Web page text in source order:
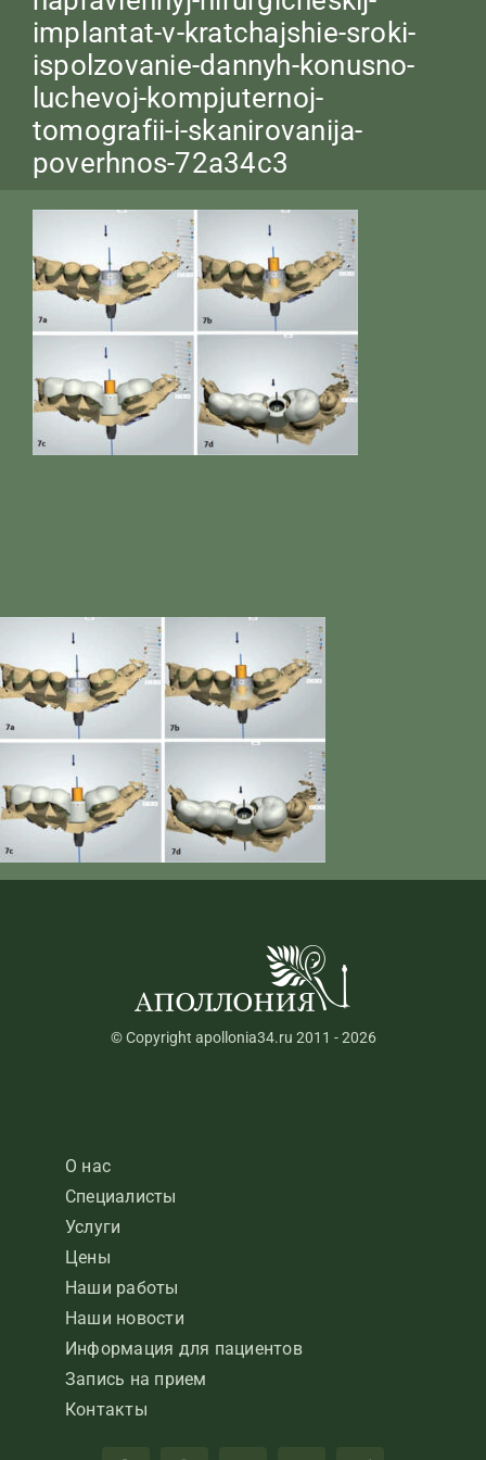
implantat-v-kratchajshie-sroki-
ispolzovanie-dannyh-konusno-
luchevoj-kompjuternoj-
tomografii-i-skanirovanija-
poverhnos-72a34c3
© Copyright apollonia34.ru 2011 - 2026
О нас
Специалисты
Услуги
Цены
Наши работы
Наши новости
Информация для пациентов
Запись на прием
Контакты